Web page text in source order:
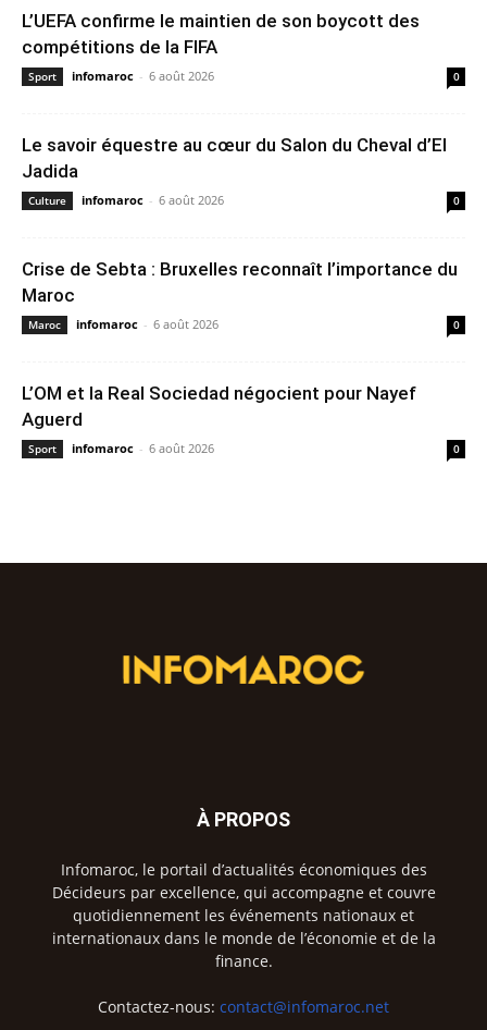
L’UEFA confirme le maintien de son boycott des
compétitions de la FIFA
Sport infomaroc - 6 août 2026 0
Le savoir équestre au cœur du Salon du Cheval d’El
Jadida
Culture infomaroc - 6 août 2026 0
Crise de Sebta : Bruxelles reconnaît l’importance du
Maroc
Maroc infomaroc - 6 août 2026 0
L’OM et la Real Sociedad négocient pour Nayef
Aguerd
Sport infomaroc - 6 août 2026 0
À PROPOS
Infomaroc, le portail d’actualités économiques des
Décideurs par excellence, qui accompagne et couvre
quotidiennement les événements nationaux et
internationaux dans le monde de l’économie et de la
finance.
Contactez-nous: contact@infomaroc.net